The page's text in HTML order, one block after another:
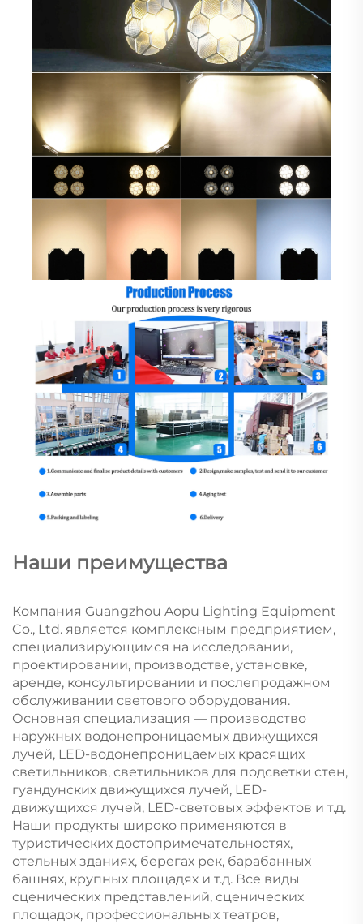
Наши преимущества
Компания Guangzhou Aopu Lighting Equipment
Co., Ltd. является комплексным предприятием,
специализирующимся на исследовании,
проектировании, производстве, установке,
аренде, консультировании и послепродажном
обслуживании светового оборудования.
Основная специализация — производство
наружных водонепроницаемых движущихся
лучей, LED-водонепроницаемых красящих
светильников, светильников для подсветки стен,
гуандунских движущихся лучей, LED-
движущихся лучей, LED-световых эффектов и т.д.
Наши продукты широко применяются в
туристических достопримечательностях,
отельных зданиях, берегах рек, барабанных
башнях, крупных площадях и т.д. Все виды
сценических представлений, сценических
площадок, профессиональных театров,